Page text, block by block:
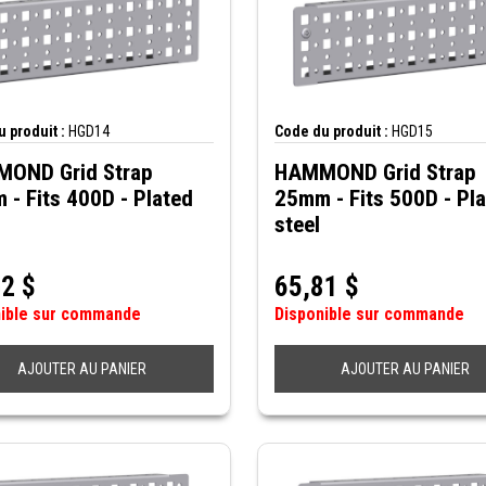
produit : HGD14
Grid Strap
- Fits 400D - Plated
$
sur commande
AJOUTER AU PANIER
Code du produit : HGD15
HAMMOND Grid Strap
25mm - Fits 500D -
steel
65,81 $
Disponible sur commande
AJOUTER AU PANIER